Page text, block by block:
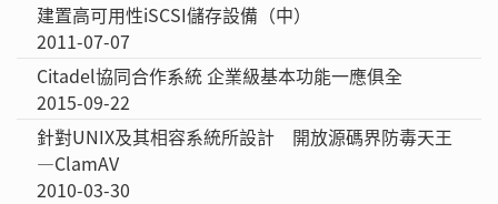
建置高可用性iSCSI儲存設備（中）
2011-07-07
Citadel協同合作系統 企業級基本功能一應俱全
2015-09-22
針對UNIX及其相容系統所設計 開放源碼界防毒天王
—ClamAV
2010-03-30